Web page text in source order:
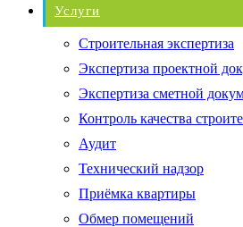
Услуги
Строительная экспертиза
Экспертиза проектной
Экспертиза сметной
Контроль качества
Аудит
Технический надзор
Приёмка квартиры
Обмер помещений